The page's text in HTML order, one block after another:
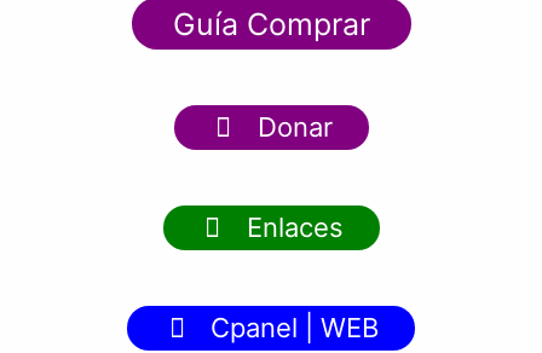
Guía Comprar
Donar
Enlaces
Cpanel | WEB